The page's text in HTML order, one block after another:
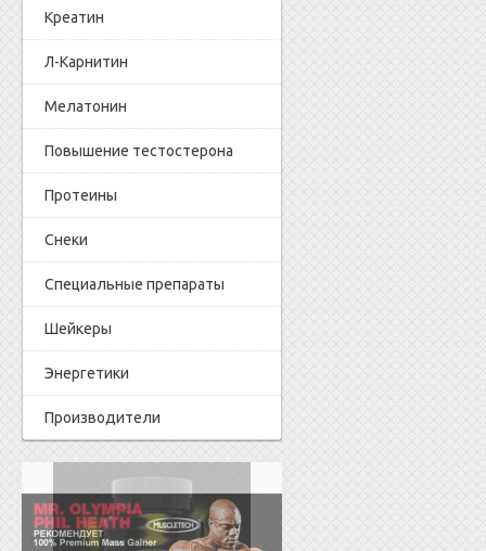
Креатин
Л-Карнитин
Мелатонин
Повышение тестостерона
Протеины
Снеки
Специальные препараты
Шейкеры
Энергетики
Производители